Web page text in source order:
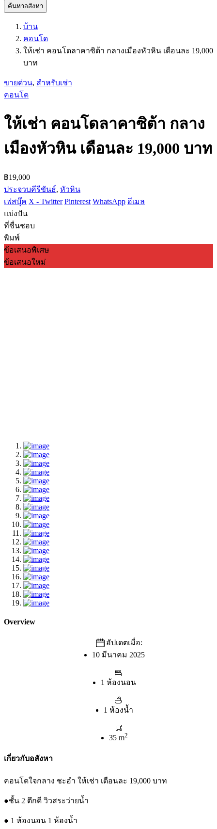
ค้นหาอสังหา
บ้าน
คอนโด
ให้เช่า คอนโดลาคาซิต้า กลางเมืองหัวหิน เดือนละ 19,000
บาท
ขายด่วน, สำหรับเช่า
คอนโด
ให้เช่า คอนโดลาคาซิต้า กลาง
เมืองหัวหิน เดือนละ 19,000 บาท
฿19,000
ประจวบคีรีขันธ์, หัวหิน
เฟสบุ๊ค X - Twitter Pinterest WhatsApp อีเมล
แบ่งปัน
ที่ชื่นชอบ
พิมพ์
ข้อเสนอพิเศษ
ข้อเสนอใหม่
Overview
อัปเดตเมื่อ:
10 มีนาคม 2025
1 ห้องนอน
1 ห้องน้ำ
35 m2
เกี่ยวกับอสังหา
คอนโดใจกลาง ชะอำ ให้เช่า เดือนละ 19,000 บาท
●ชั้น 2 ตึกดี วิวสระว่ายน้ำ
● 1 ห้องนอน 1 ห้องน้ำ